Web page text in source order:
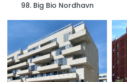
98. Big Bio Nordhavn